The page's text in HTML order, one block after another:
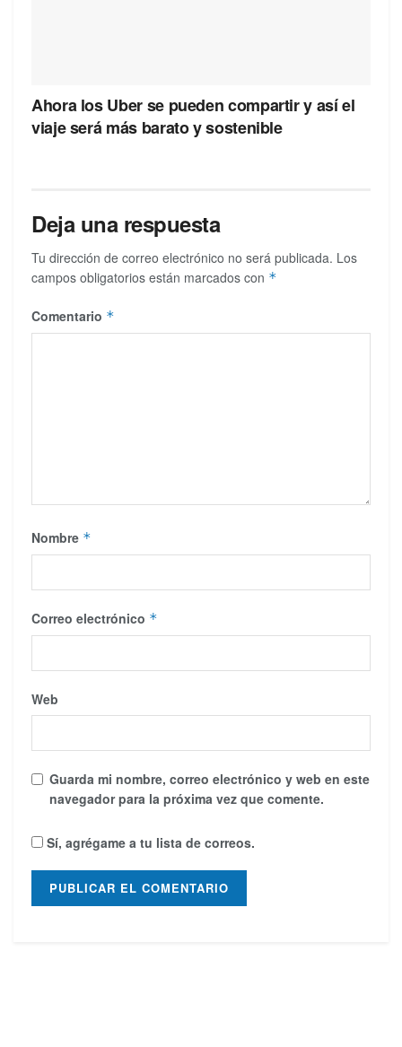
Ahora los Uber se pueden compartir y así el
viaje será más barato y sostenible
Deja una respuesta
Tu dirección de correo electrónico no será publicada. Los
campos obligatorios están marcados con *
Comentario *
Nombre *
Correo electrónico *
Web
Guarda mi nombre, correo electrónico y web en este
navegador para la próxima vez que comente.
Sí, agrégame a tu lista de correos.